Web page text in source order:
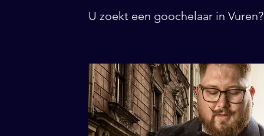
U zoekt een goochelaar in